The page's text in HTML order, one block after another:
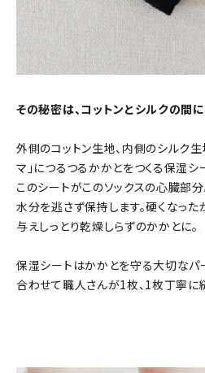
その秘密は、コットンとシルクの間に
外側のコットン生地、内側のシルク
マ」につるつるかかとをつくる保湿シ
このシートがこのソックスの心臓部
水分を逃さず保持します。硬くなっ
与えしっとり乾燥しらずのかかとに。
保湿シートはかかとを守る大切なパ
合わせて職人さんが1枚、1枚丁寧に